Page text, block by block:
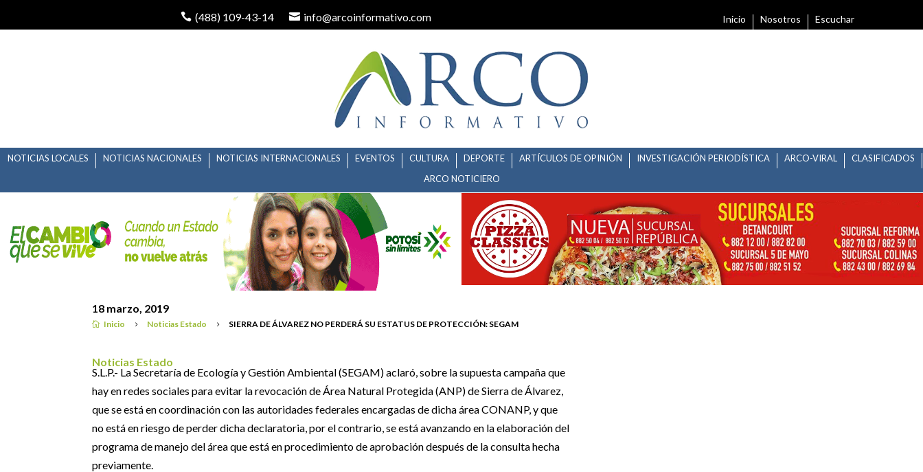
(488) 109-43-14 info@arcoinformativo.com Inicio Nosotros Escuchar
NOTICIAS LOCALES NOTICIAS NACIONALES NOTICIAS INTERNACIONALES EVENTOS CULTURA DEPORTE ARTÍCULOS DE OPINIÓN INVESTIGACIÓN PERIODÍSTICA ARCO-VIRAL
CLASIFICADOS
ARCO NOTICIERO
 Inicio 5 Noticias Estado 5 SIERRA DE ÁLVAREZ NO PERDERÁ SU ESTATUS DE PROTECCIÓN: SEGAM
SIERRA DE ÁLVAREZ NO PERDERÁ SU ESTATUS DE PROTECCIÓN: SEGAM
Noticias Estado
18 marzo, 2019
S.L.P.- La Secretaría de Ecología y Gestión Ambiental (SEGAM) aclaró, sobre la supuesta campaña que
hay en redes sociales para evitar la revocación de Área Natural Protegida (ANP) de Sierra de Álvarez,
que se está en coordinación con las autoridades federales encargadas de dicha área CONANP, y que
no está en riesgo de perder dicha declaratoria, por el contrario, se está avanzando en la elaboración del
programa de manejo del área que está en procedimiento de aprobación después de la consulta hecha
previamente.